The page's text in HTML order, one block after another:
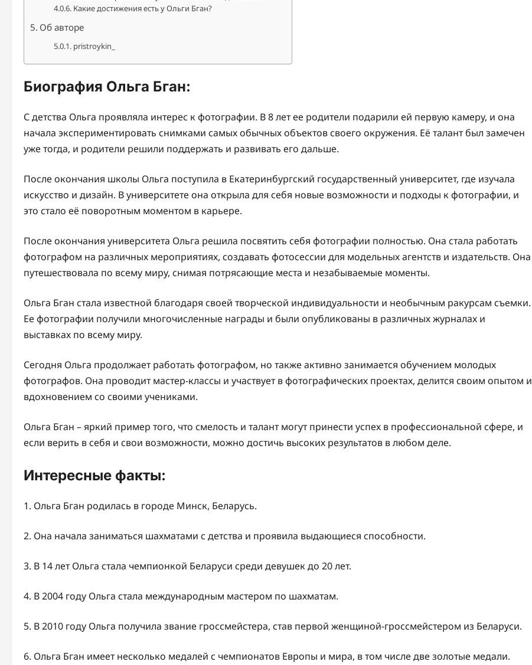
Какие достижения есть у Ольги Бган?
Об авторе
pristroykin_
Биография Ольга Бган:
С детства Ольга проявляла интерес к фотографии. В 8 лет ее родители подарили ей первую камеру, и она
начала экспериментировать снимками самых обычных объектов своего окружения. Её талант был замечен
уже тогда, и родители решили поддержать и развивать его дальше.
После окончания школы Ольга поступила в Екатеринбургский государственный университет, где изучала
искусство и дизайн. В университете она открыла для себя новые возможности и подходы к фотографии, и
это стало её поворотным моментом в карьере.
После окончания университета Ольга решила посвятить себя фотографии полностью. Она стала работать
фотографом на различных мероприятиях, создавать фотосессии для модельных агентств и издательств. Она
путешествовала по всему миру, снимая потрясающие места и незабываемые моменты.
Ольга Бган стала известной благодаря своей творческой индивидуальности и необычным ракурсам съемки.
Ее фотографии получили многочисленные награды и были опубликованы в различных журналах и
выставках по всему миру.
Сегодня Ольга продолжает работать фотографом, но также активно занимается обучением молодых
фотографов. Она проводит мастер-классы и участвует в фотографических проектах, делится своим опытом и
вдохновением со своими учениками.
Ольга Бган – яркий пример того, что смелость и талант могут принести успех в профессиональной сфере, и
если верить в себя и свои возможности, можно достичь высоких результатов в любом деле.
Интересные факты:
1. Ольга Бган родилась в городе Минск, Беларусь.
2. Она начала заниматься шахматами с детства и проявила выдающиеся способности.
3. В 14 лет Ольга стала чемпионкой Беларуси среди девушек до 20 лет.
4. В 2004 году Ольга стала международным мастером по шахматам.
5. В 2010 году Ольга получила звание гроссмейстера, став первой женщиной-гроссмейстером из Беларуси.
6. Ольга Бган имеет несколько медалей с чемпионатов Европы и мира, в том числе две золотые медали.